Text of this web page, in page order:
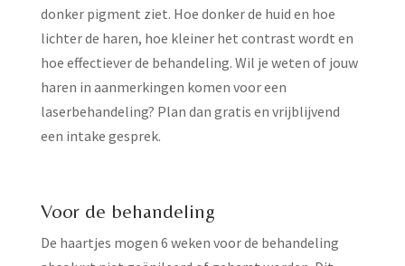
donker pigment ziet. Hoe donker de huid en hoe
lichter de haren, hoe kleiner het contrast wordt en
hoe effectiever de behandeling. Wil je weten of jouw
haren in aanmerkingen komen voor een
laserbehandeling? Plan dan gratis en vrijblijvend
een intake gesprek.
Voor de behandeling
De haartjes mogen 6 weken voor de behandeling